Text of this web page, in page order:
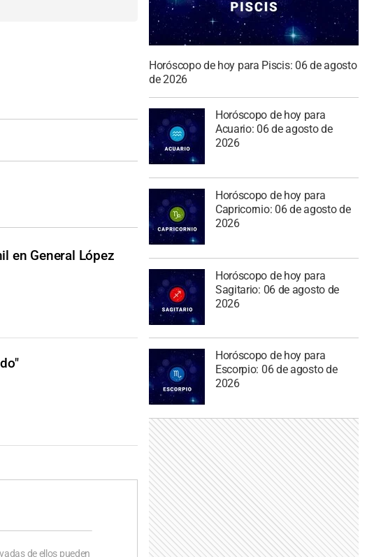
en General López
de ellos pueden
Horóscopo de hoy para Piscis: 06 de agosto
de 2026
Horóscopo de hoy para
Acuario: 06 de agosto de
2026
Horóscopo de hoy para
Capricornio: 06 de agosto de
2026
Horóscopo de hoy para
Sagitario: 06 de agosto de
2026
Horóscopo de hoy para
Escorpio: 06 de agosto de
2026